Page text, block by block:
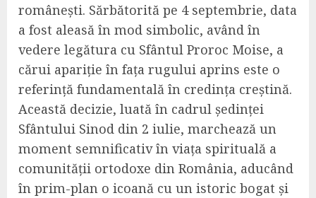
românești. Sărbătorită pe 4 septembrie, data
a fost aleasă în mod simbolic, având în
vedere legătura cu Sfântul Proroc Moise, a
cărui apariție în fața rugului aprins este o
referință fundamentală în credința creștină.
Această decizie, luată în cadrul ședinței
Sfântului Sinod din 2 iulie, marchează un
moment semnificativ în viața spirituală a
comunității ortodoxe din România, aducând
în prim-plan o icoană cu un istoric bogat și